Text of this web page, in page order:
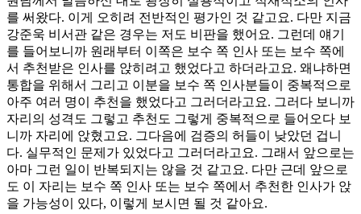
를 써왔다. 이게 오히려 전반적인 평가인 것 같고요. 다만 지금
강준욱 비서관 같은 경우는 저도 비판을 했어요. 그런데 얘기
를 들어보니까 원래부터 이쪽은 보수 쪽 인사 또는 보수 쪽에
서 추천받은 인사를 앉히려고 했었다고 하더라고요. 왜냐하면
통합을 위해서 그리고 이분을 보수 쪽 인사분들이 중복적으로
아주 여러 명이 추천을 했었다고 그러더라고요. 그러다 보니까
자리의 성격도 그렇고 추천도 그렇게 중복적으로 들어오다 보
니까 자리에 앉혔고요. 그다음에 검증의 허들이 낮았던 겁니
다. 실무적인 문제가 있었다고 그러더라고요. 그래서 앞으로는
아마 그런 일이 반복되지는 않을 것 같고요. 다만 근데 앞으로
도 이 자리는 보수 쪽 인사 또는 보수 쪽에서 추천한 인사가 앉
을 가능성이 있다, 이렇게 보시면 될 것 같아요.